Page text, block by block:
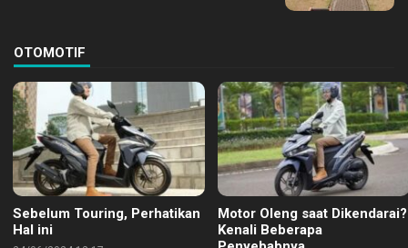
OTOMOTIF
Sebelum Touring, Perhatikan
Hal ini
Motor Oleng saat Dikendarai?
Kenali Beberapa